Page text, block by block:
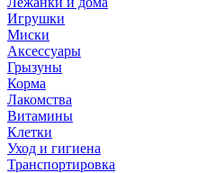
Игрушки
Миски
Аксессуары
Грызуны
Корма
Лакомства
Витамины
Клетки
Уход и гигиена
Транспортировка